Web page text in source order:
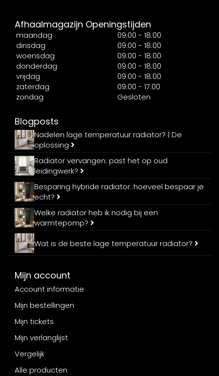
Afhaalmagazijn Openingstijden
maandag
09:00 - 18:00
dinsdag
09:00 - 18:00
woensdag
09:00 - 18:00
donderdag
09:00 - 18:00
vrijdag
09:00 - 18:00
zaterdag
09:00 - 17:00
zondag
Gesloten
Blogposts
Nadelen lage temperatuur radiator? | De
oplossing
Radiator vervangen: past het op oud
leidingwerk?
Besparing hybride radiator: hoeveel bespaar je
echt?
Welke radiator heb ik nodig bij een
warmtepomp?
Wat is de beste lage temperatuur radiator?
Mijn account
Account informatie
Mijn bestellingen
Mijn tickets
Mijn verlanglijst
Vergelijk
Alle producten